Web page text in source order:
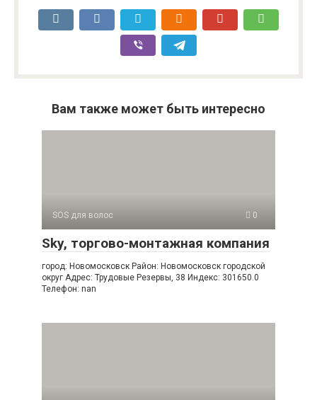
Вам также может быть интересно
SOS для волос 0
Sky, торгово-монтажная компания
город: Новомосковск Район: Новомосковск городской
округ Адрес: Трудовые Резервы, 38 Индекс: 301650.0
Телефон: nan